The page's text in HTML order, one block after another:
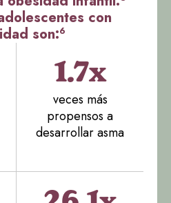
con
son:6
1.7x
veces más
propensos a
desarrollar asma